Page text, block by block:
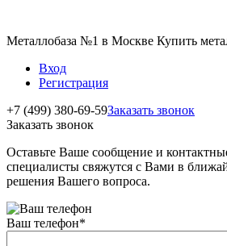
Металлобаза №1 в Москве Купить
Вход
Регистрация
+7 (499) 380-69-59Заказать звонок
Заказать звонок
Оставьте Ваше сообщение и
специалисты свяжутся с Вами в
решения Вашего вопроса.
Ваш телефон*